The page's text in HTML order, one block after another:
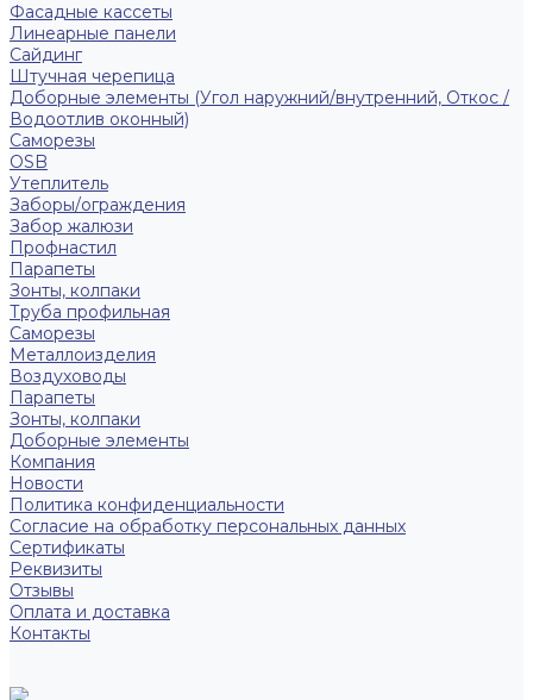
Фасадные кассеты
Линеарные панели
Сайдинг
Штучная черепица
Доборные элементы (Угол наружний/внутренний, Откос /
Водоотлив оконный)
Саморезы
OSB
Утеплитель
Заборы/ограждения
Забор жалюзи
Профнастил
Парапеты
Зонты, колпаки
Труба профильная
Саморезы
Металлоизделия
Воздуховоды
Парапеты
Зонты, колпаки
Доборные элементы
Компания
Новости
Политика конфиденциальности
Согласие на обработку персональных данных
Сертификаты
Реквизиты
Отзывы
Оплата и доставка
Контакты